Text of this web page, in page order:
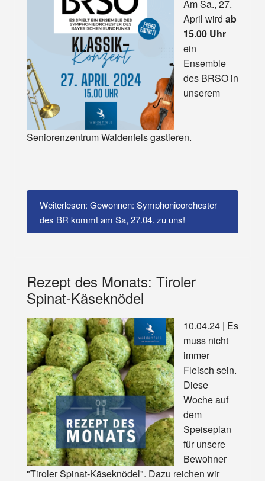
Am Sa., 27.
April wird ab
15.00 Uhr
ein
Ensemble
des BRSO in
unserem
Seniorenzentrum Waldenfels gastieren.
Weiterlesen: Gewonnen: Symphonieorchester
des BR kommt am Sa, 27.04. zu uns!
Rezept des Monats: Tiroler
Spinat-Käseknödel
10.04.24 | Es
muss nicht
immer
Fleisch sein.
Diese
Woche auf
dem
Speiseplan
für unsere
Bewohner
"Tiroler Spinat-Käseknödel". Dazu reichen wir